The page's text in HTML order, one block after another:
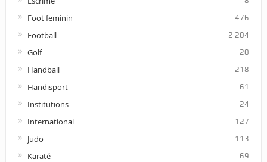
Foot feminin 476
Football 2 204
Golf 20
Handball 218
Handisport 61
Institutions 24
International 127
Judo 113
Karaté 69